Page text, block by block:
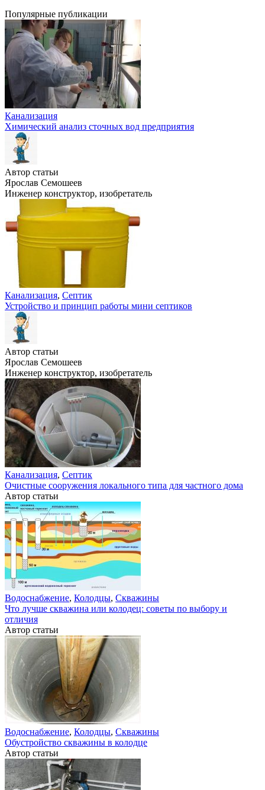
Популярные публикации
Канализация
Химический анализ сточных вод предприятия
Автор статьи
Ярослав Семошеев
Инженер конструктор, изобретатель
Канализация, Септик
Устройство и принцип работы мини септиков
Автор статьи
Ярослав Семошеев
Инженер конструктор, изобретатель
Канализация, Септик
Очистные сооружения локального типа для частного дома
Автор статьи
Водоснабжение, Колодцы, Скважины
Что лучше скважина или колодец: советы по выбору и
отличия
Автор статьи
Водоснабжение, Колодцы, Скважины
Обустройство скважины в колодце
Автор статьи